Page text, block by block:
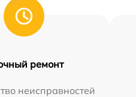
ремонт
неисправностей